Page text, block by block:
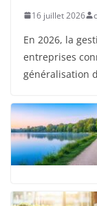
16 juillet 2026
En 2026, la
entreprises
généralisation